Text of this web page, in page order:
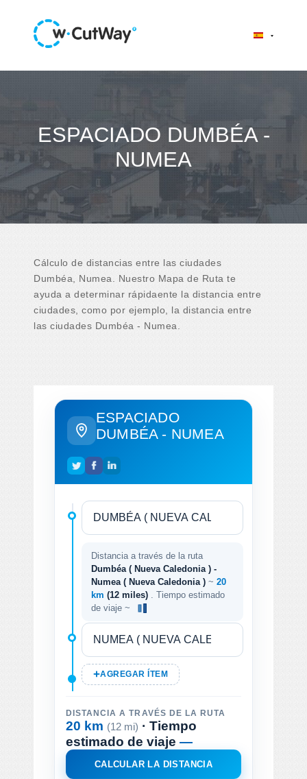
ESPACIADO DUMBÉA -
NUMEA
Cálculo de distancias entre las ciudades
Dumbéa, Numea. Nuestro Mapa de Ruta te
ayuda a determinar rápidaente la distancia entre
ciudades, como por ejemplo, la distancia entre
las ciudades Dumbéa - Numea.
ESPACIADO
DUMBÉA - NUMEA
Distancia a través de la ruta
Dumbéa ( Nueva Caledonia ) -
Numea ( Nueva Caledonia ) ~ 20
km (12 miles)
. Tiempo estimado
de viaje ~
AGREGAR ÍTEM
DISTANCIA A TRAVÉS DE LA RUTA
20 km (12 mi) · Tiempo
estimado de viaje —
CALCULAR LA DISTANCIA